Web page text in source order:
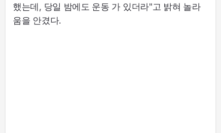
했는데, 당일 밤에도 운동 가 있더라"고 밝혀 놀라
움을 안겼다.